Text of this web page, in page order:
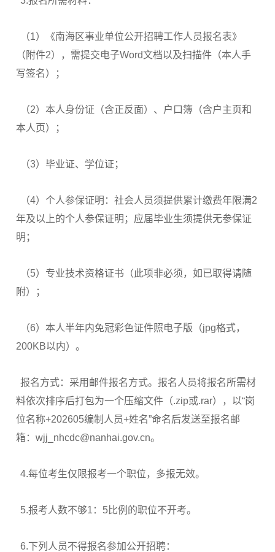
（1）《南海区事业单位公开招聘工作人员报名表》
（附件2），需提交电子Word文档以及扫描件（本人手
写签名）；
（2）本人身份证（含正反面）、户口簿（含户主页和
本人页）；
（3）毕业证、学位证；
（4）个人参保证明：社会人员须提供累计缴费年限满2
年及以上的个人参保证明；应届毕业生须提供无参保证
明；
（5）专业技术资格证书（此项非必须，如已取得请随
附）；
（6）本人半年内免冠彩色证件照电子版（jpg格式，
200KB以内）。
报名方式：采用邮件报名方式。报名人员将报名所需材
料依次排序后打包为一个压缩文件（.zip或.rar），以“岗
位名称+202605编制人员+姓名”命名后发送至报名邮
箱：wjj_nhcdc@nanhai.gov.cn。
4.每位考生仅限报考一个职位，多报无效。
5.报考人数不够1：5比例的职位不开考。
6.下列人员不得报名参加公开招聘：